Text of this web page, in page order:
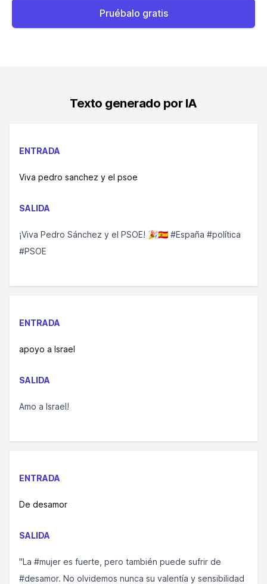
Pruébalo gratis
Texto generado por IA
ENTRADA
Viva pedro sanchez y el psoe
SALIDA
¡Viva Pedro Sánchez y el PSOE! 🎉🇪🇸 #España #política
#PSOE
ENTRADA
apoyo a Israel
SALIDA
Amo a Israel!
ENTRADA
De desamor
SALIDA
"La #mujer es fuerte, pero también puede sufrir de
#desamor. No olvidemos nunca su valentía y sensibilidad